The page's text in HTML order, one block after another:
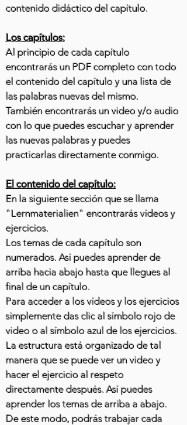
contenido didáctico del capítulo.
Los capítulos:
Al principio de cada capítulo
encontrarás un PDF completo con todo
el contenido del capítulo y una lista de
las palabras nuevas del mismo.
También encontrarás un video y/o audio
con lo que puedes escuchar y aprender
las nuevas palabras y puedes
practicarlas directamente conmigo.
El contenido del capítulo:
En la siguiente sección que se llama
"Lernmaterialien" encontrarás vídeos y
ejercicios.
Los temas de cada capítulo son
numerados. Así puedes aprender de
arriba hacia abajo hasta que llegues al
final de un capítulo.
Para acceder a los vídeos y los ejercicios
simplemente das clic al símbolo rojo de
video o al símbolo azul de los ejercicios.
La estructura está organizado de tal
manera que se puede ver un video y
hacer el ejercicio al respeto
directamente después. Así puedes
aprender los temas de arriba a abajo.
De este modo, podrás trabajar cada